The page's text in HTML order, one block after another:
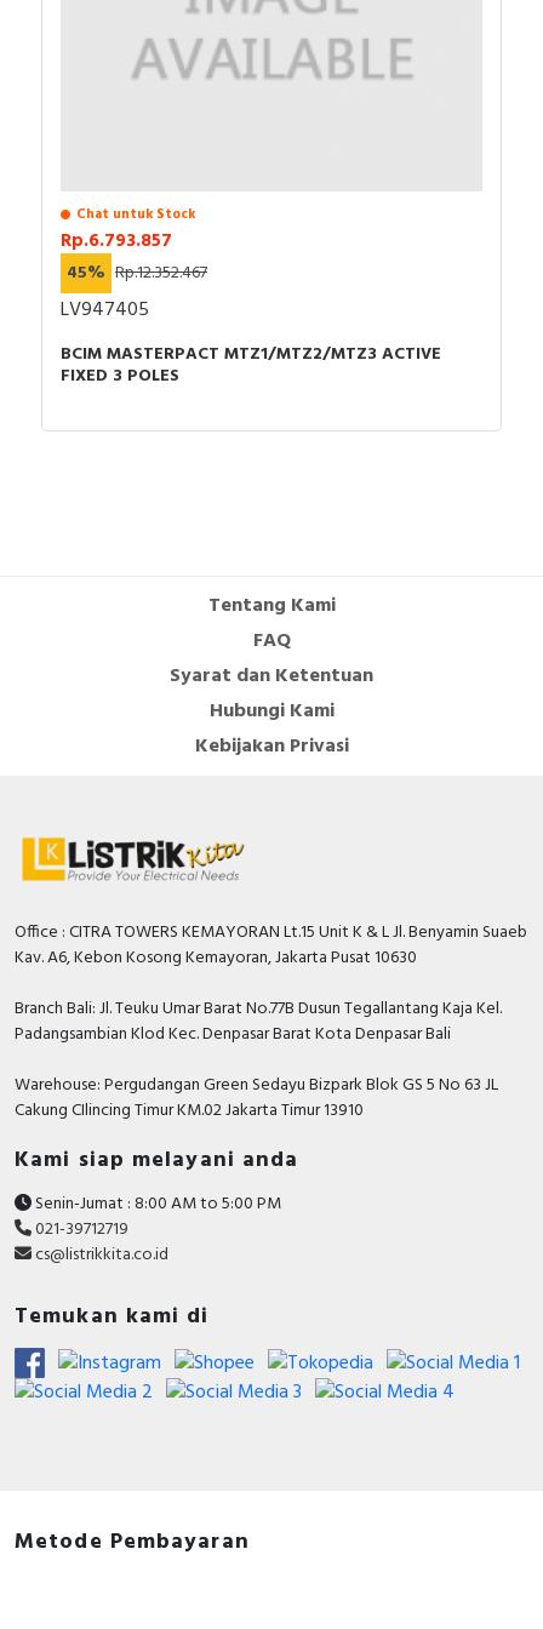
Chat untuk Stock
Rp.6.793.857
45% Rp.12.352.467
LV947405
BCIM MASTERPACT MTZ1/MTZ2/MTZ3 ACTIVE
FIXED 3 POLES
Tentang Kami
FAQ
Syarat dan Ketentuan
Hubungi Kami
Kebijakan Privasi
Office : CITRA TOWERS KEMAYORAN Lt.15 Unit K & L Jl. Benyamin Suaeb
Kav. A6, Kebon Kosong Kemayoran, Jakarta Pusat 10630
Branch Bali: Jl. Teuku Umar Barat No.77B Dusun Tegallantang Kaja Kel.
Padangsambian Klod Kec. Denpasar Barat Kota Denpasar Bali
Warehouse: Pergudangan Green Sedayu Bizpark Blok GS 5 No 63 JL
Cakung CIlincing Timur KM.02 Jakarta Timur 13910
Kami siap melayani anda
Senin-Jumat : 8:00 AM to 5:00 PM
021-39712719
cs@listrikkita.co.id
Temukan kami di
Metode Pembayaran